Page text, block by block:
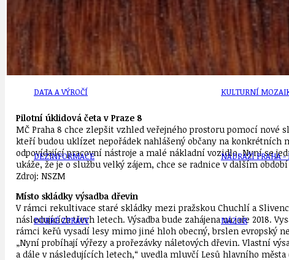
CYKLOVÝLETY
DATA A VÝROČÍ
DEZINFORMACE
DOBRÉ ZPRÁVY
KRUHOVÝ
KULTURNÍ
NÁDRAŽÍ PRAHA
NÁZOR
Pilotní úklidová četa v Praze 8
MČ Praha 8 chce zlepšit vzhled veřejného prostoru pomocí nové
kteří budou uklízet nepořádek nahlášený občany na konkrétních
odpovídající pracovní nástroje a malé nákladní vozidlo. Nyní se
ukáže, že je o službu velký zájem, chce se radnice v dalším
Zdroj: NSZM
Místo skládky výsadba dřevin
V rámci rekultivace staré skládky mezi pražskou Chuchlí a
následujících třech letech. Výsadba bude zahájena na jaře 2018.
rámci keřů vysadí lesy mimo jiné hloh obecný, brslen evropský
„Nyní probíhají výřezy a prořezávky náletových dřevin. Vlastní
a dále v následujících letech,“ uvedla mluvčí Lesů hlavního města